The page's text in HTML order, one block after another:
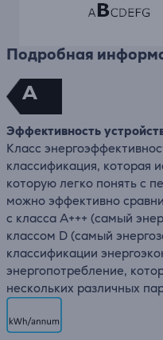
Подробная
A
Эффективность
Класс
классификация, которая
которую легко понять с
можно эффективно
с класса A+++ (самый
классом D (самый
классификации
энергопотребление,
нескольких различных